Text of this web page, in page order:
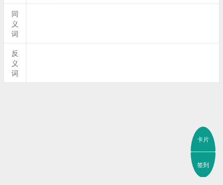
同
义
词
反
义
词
卡片
签到